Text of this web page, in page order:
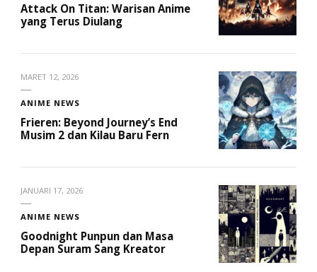
Attack On Titan: Warisan Anime
yang Terus Diulang
MARET 12, 2026
ANIME NEWS
Frieren: Beyond Journey’s End
Musim 2 dan Kilau Baru Fern
JANUARI 17, 2026
ANIME NEWS
Goodnight Punpun dan Masa
Depan Suram Sang Kreator